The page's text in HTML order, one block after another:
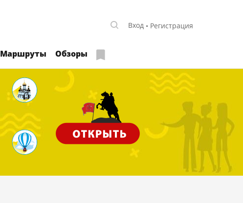
Вход Регистрация
Маршруты Обзоры